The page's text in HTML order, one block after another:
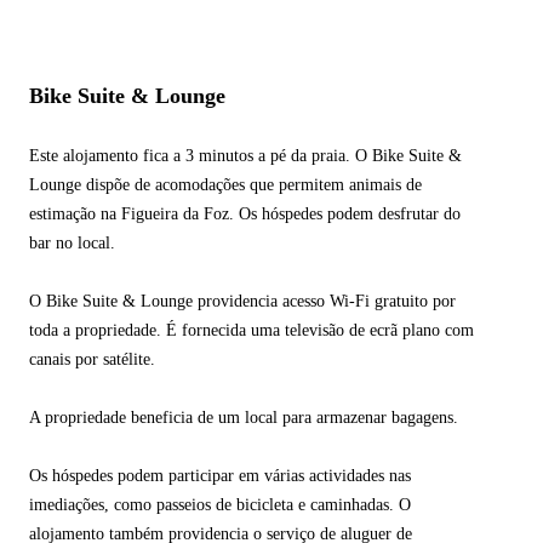
Bike Suite & Lounge
Este alojamento fica a 3 minutos a pé da praia. O Bike Suite &
Lounge dispõe de acomodações que permitem animais de
estimação na Figueira da Foz. Os hóspedes podem desfrutar do
bar no local.
O Bike Suite & Lounge providencia acesso Wi-Fi gratuito por
toda a propriedade. É fornecida uma televisão de ecrã plano com
canais por satélite.
A propriedade beneficia de um local para armazenar bagagens.
Os hóspedes podem participar em várias actividades nas
imediações, como passeios de bicicleta e caminhadas. O
alojamento também providencia o serviço de aluguer de